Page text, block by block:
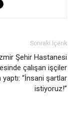
Sonraki İçerik
Şehir Hastanesi
çalışan işçiler
yaptı: “İnsani şartlar
istiyoruz!”